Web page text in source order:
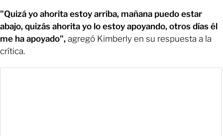
"Quizá yo ahorita estoy arriba, mañana puedo estar
abajo, quizás ahorita yo lo estoy apoyando, otros días él
me ha apoyado", agregó Kimberly en su respuesta a la
crítica.